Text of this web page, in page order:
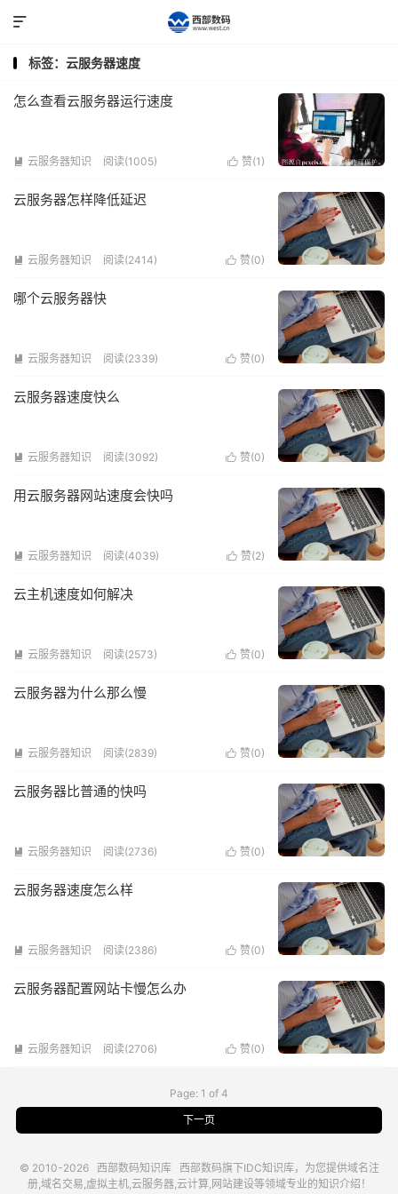

标签：云服务器速度
怎么查看云服务器运行速度
 云服务器知识 阅读(1005)  赞(1 )
云服务器怎样降低延迟
 云服务器知识 阅读(2414)  赞(0)
哪个云服务器快
 云服务器知识 阅读(2339)  赞(0)
云服务器速度快么
 云服务器知识 阅读(3092)  赞(0)
用云服务器网站速度会快吗
 云服务器知识 阅读(4039)  赞(2)
云主机速度如何解决
 云服务器知识 阅读(2573)  赞(0)
云服务器为什么那么慢
 云服务器知识 阅读(2839)  赞(0)
云服务器比普通的快吗
 云服务器知识 阅读(2736)  赞(0)
云服务器速度怎么样
 云服务器知识 阅读(2386)  赞(0)
云服务器配置网站卡慢怎么办
 云服务器知识 阅读(2706)  赞(0)
Page: 1 of 4
下一页
© 2010-2026 西部数码知识库 西部数码旗下IDC知识库，为您提供域名注
册,域名交易,虚拟主机,云服务器,云计算,网站建设等领域专业的知识介绍！